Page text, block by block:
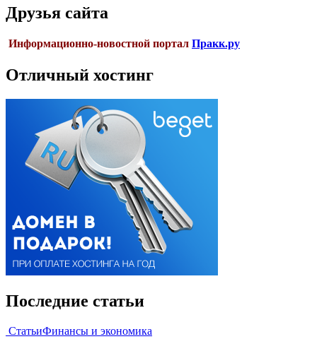
Друзья сайта
Информационно-новостной портал Пракк.ру
Отличный хостинг
Последние статьи
СтатьиФинансы и экономика